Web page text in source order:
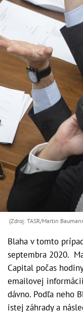
(Zdroj: TASR/Martin
Blaha v tomto
septembra 2020.
Capital počas
emailovej
dávno. Podľa neho
istej záhrady a